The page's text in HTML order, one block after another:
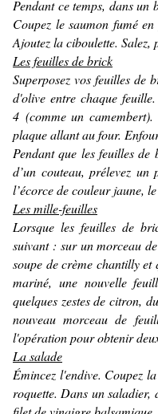
Pendant ce temps, dans un
Coupez le saumon fumé
Ajoutez la ciboulette. Salez,
Les feuilles de brick
Superposez vos feuilles de
d'olive entre chaque
4 (comme un
plaque allant au four.
Pendant que les feuilles
d’un couteau, prélevez un
l’écorce de couleur jaune,
Les mille-feuilles
Lorsque les feuilles de
suivant : sur un morceau
soupe de crème chantilly et
mariné, une nouvelle
quelques zestes de citron,
nouveau morceau de
l'opération pour obtenir
La salade
Émincez l'endive. Coupez
roquette. Dans un saladier,